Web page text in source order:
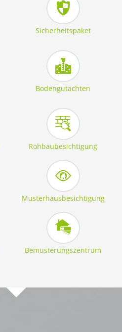
Sicherheitspaket
Bodengutachten
Rohbaubesichtigung
Musterhausbesichtigung
Bemusterungszentrum